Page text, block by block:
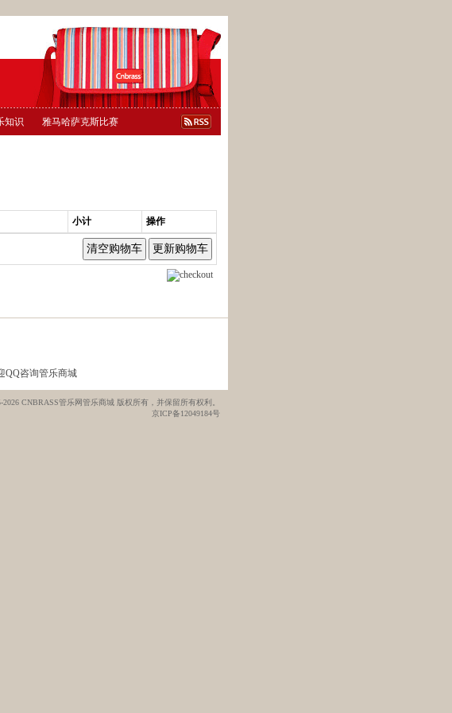
知识 雅马哈萨克斯比赛
小计 操作
2026 CNBRASS管乐网管乐商城 版权所有，并保留所有权利。
京ICP备12049184号